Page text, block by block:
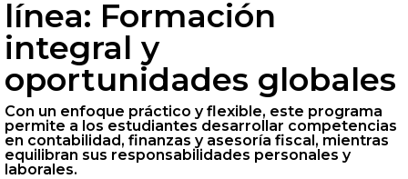
línea: Formación
integral y
oportunidades globales
Con un enfoque práctico y flexible, este programa
permite a los estudiantes desarrollar competencias
en contabilidad, finanzas y asesoría fiscal, mientras
equilibran sus responsabilidades personales y
laborales.